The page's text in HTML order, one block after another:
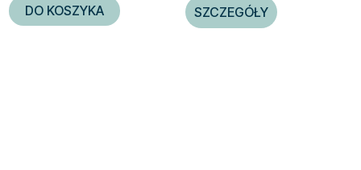
DO KOSZYKA SZCZEGÓŁY